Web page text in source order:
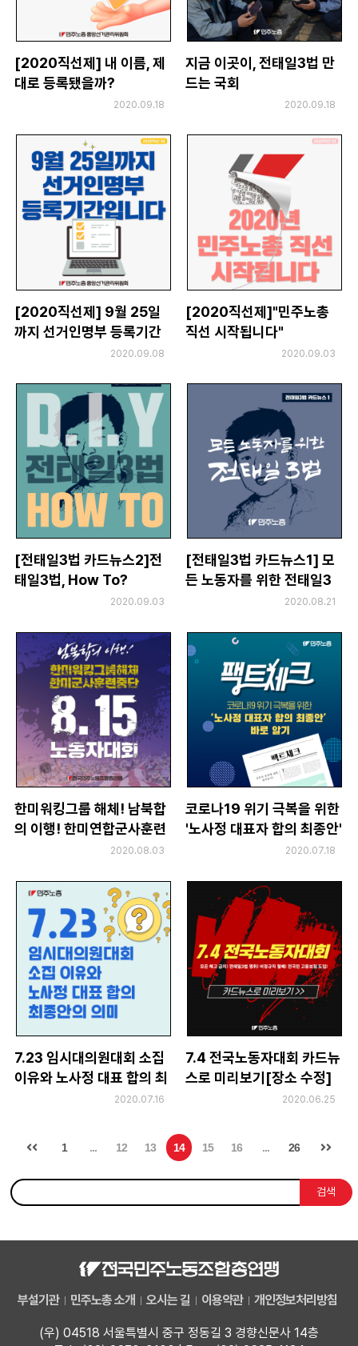
[2020직선제] 내 이름, 제
대로 등록됐을까?
2020.09.18
지금 이곳이, 전태일3법 만
드는 국회
2020.09.18
[2020직선제] 9월 25일
까지 선거인명부 등록기간
2020.09.08
[2020직선제]"민주노총
직선 시작됩니다"
2020.09.03
[전태일3법 카드뉴스2]전
태일3법, How To?
2020.09.03
[전태일3법 카드뉴스1] 모
든 노동자를 위한 전태일3
2020.08.21
한미워킹그룹 해체! 남북합
의 이행! 한미연합군사훈련
중단! 8.15 노동자대회
2020.08.03
코로나19 위기 극복을 위한
'노사정 대표자 합의 최종안'
2020.07.18
7.23 임시대의원대회 소집
이유와 노사정 대표 합의 최
2020.07.16
7.4 전국노동자대회 카드뉴
스로 미리보기[장소 수정]
2020.06.25
1 ... 12 13 14 15 16 ... 26
검색
부설기관 민주노총 소개 오시는 길 이용약관 개인정보처리방침
(우) 04518 서울특별시 중구 정동길 3 경향신문사 14층